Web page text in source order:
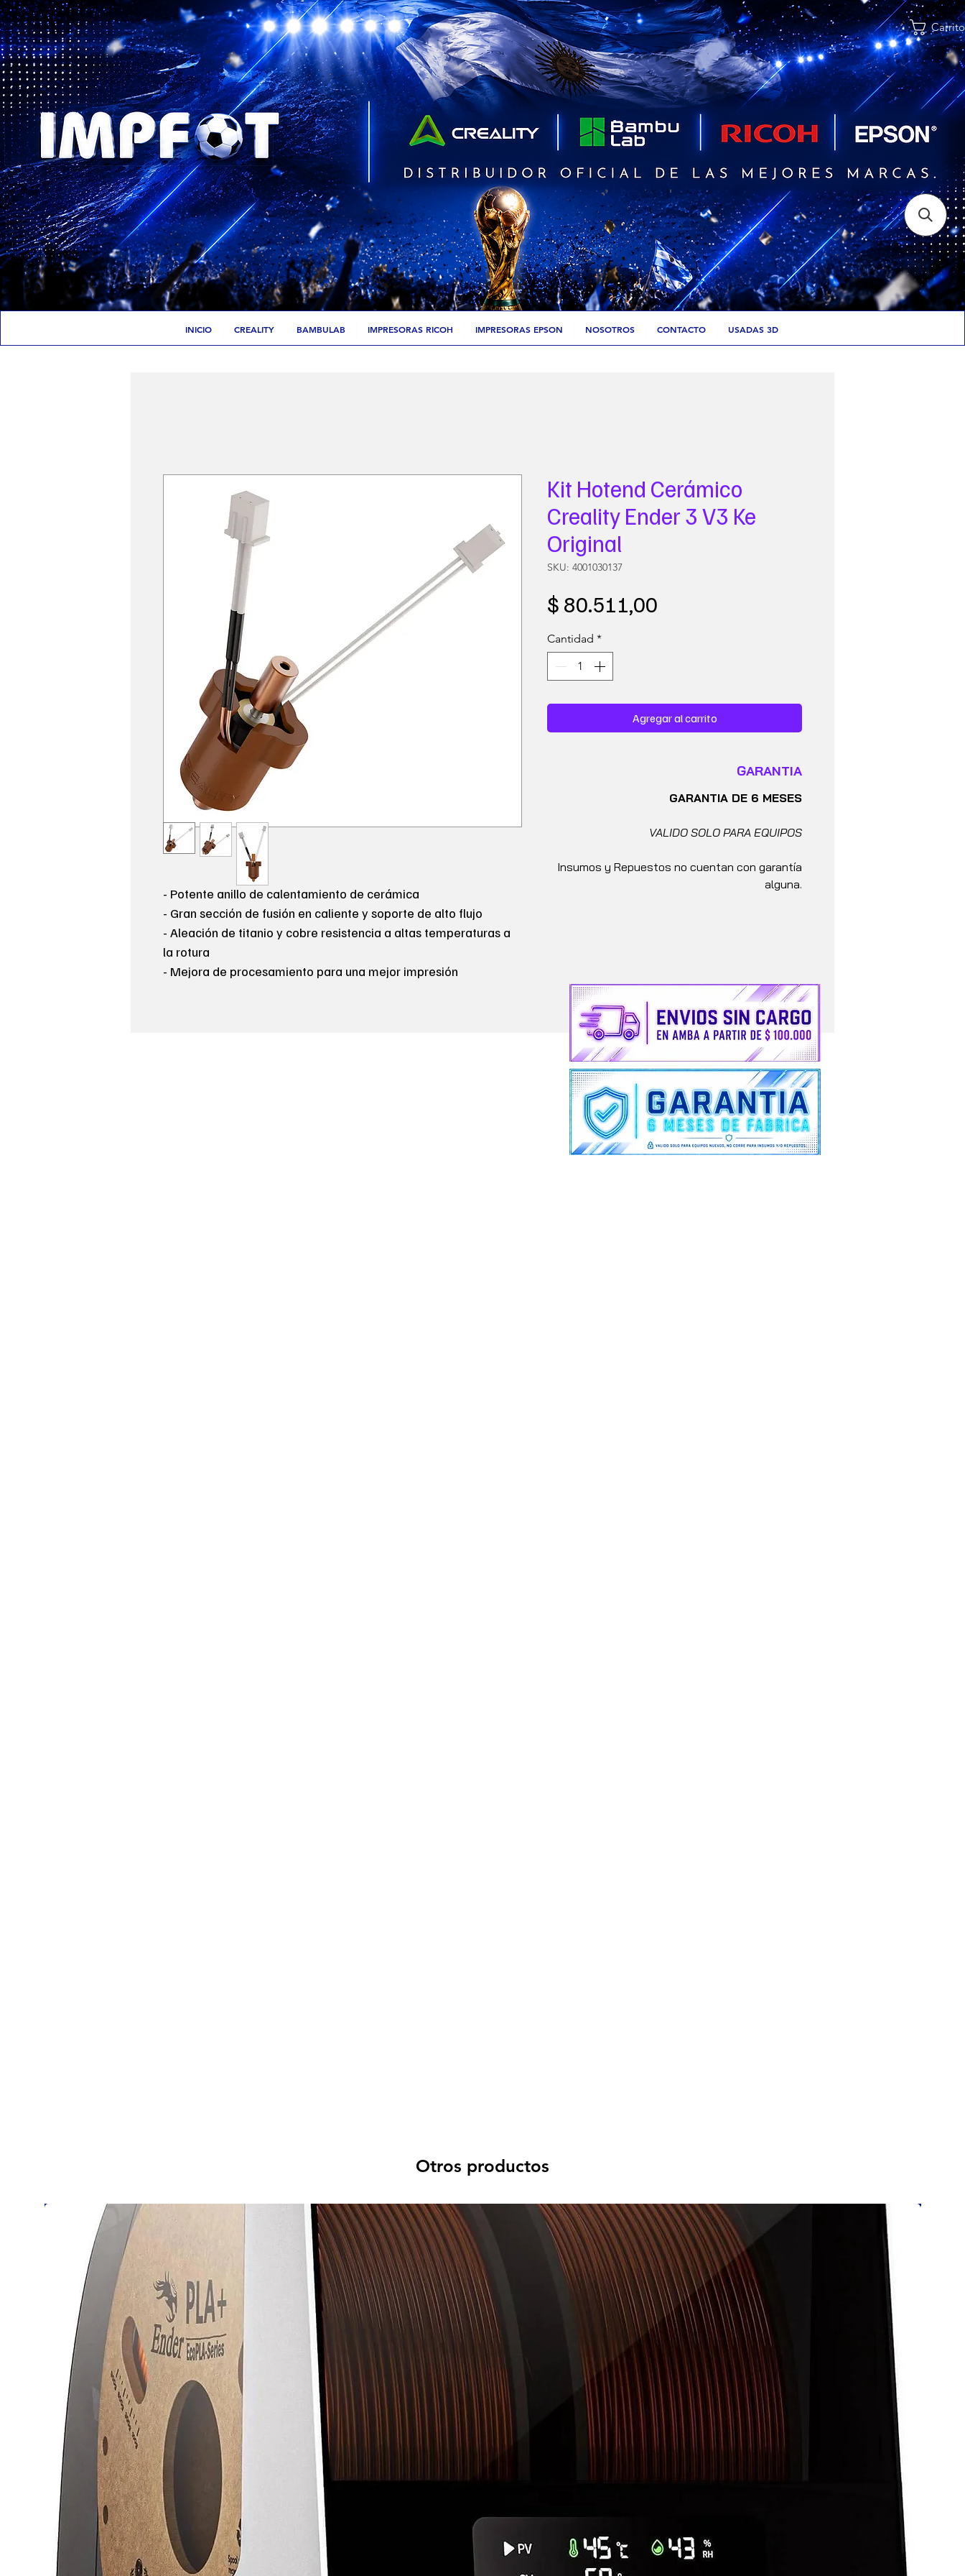
Carrito
INICIO CREALITY BAMBULAB IMPRESORAS RICOH IMPRESORAS EPSON NOSOTROS CONTACTO USADAS 3D
- Potente anillo de calentamiento de cerámica
- Gran sección de fusión en caliente y soporte de alto flujo
- Aleación de titanio y cobre resistencia a altas temperaturas a
la rotura
- Mejora de procesamiento para una mejor impresión
Kit Hotend Cerámico
Creality Ender 3 V3 Ke
Original
SKU: 4001030137
$ 80.511,00
Cantidad *
Agregar al carrito
GARANTIA
GARANTIA DE 6 MESES
VALIDO SOLO PARA EQUIPOS
Insumos y Repuestos no cuentan con garantía
alguna.
Otros productos